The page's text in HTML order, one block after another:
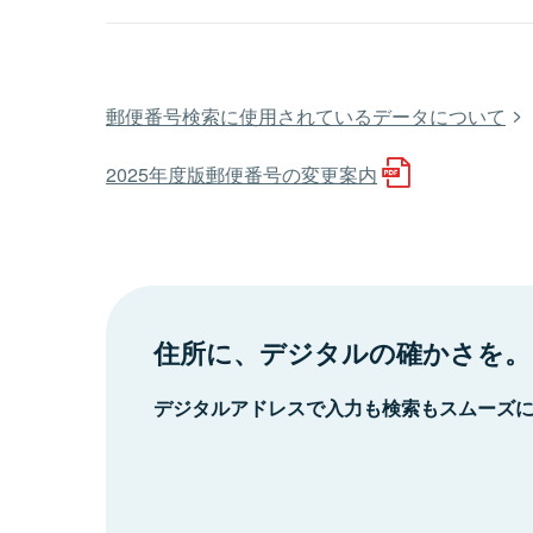
郵便番号検索に使用されているデータについて
2025年度版郵便番号の変更案内
住所に、デジタルの確かさを。
デジタルアドレスで入力も検索もスムーズ